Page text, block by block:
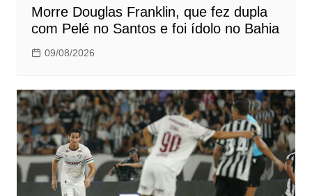
Morre Douglas Franklin, que fez dupla
com Pelé no Santos e foi ídolo no Bahia
09/08/2026